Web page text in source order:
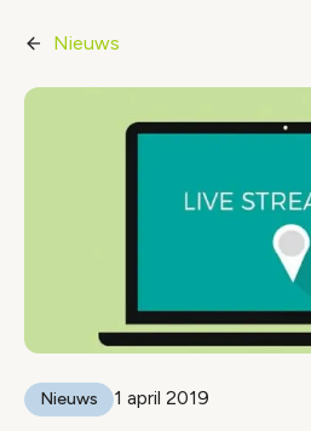
Nieuws
Nieuws 1 april 2019